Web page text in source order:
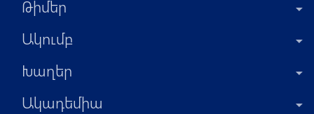
Թիմեր
Ակումբ
Խաղեր
Ակադեմիա